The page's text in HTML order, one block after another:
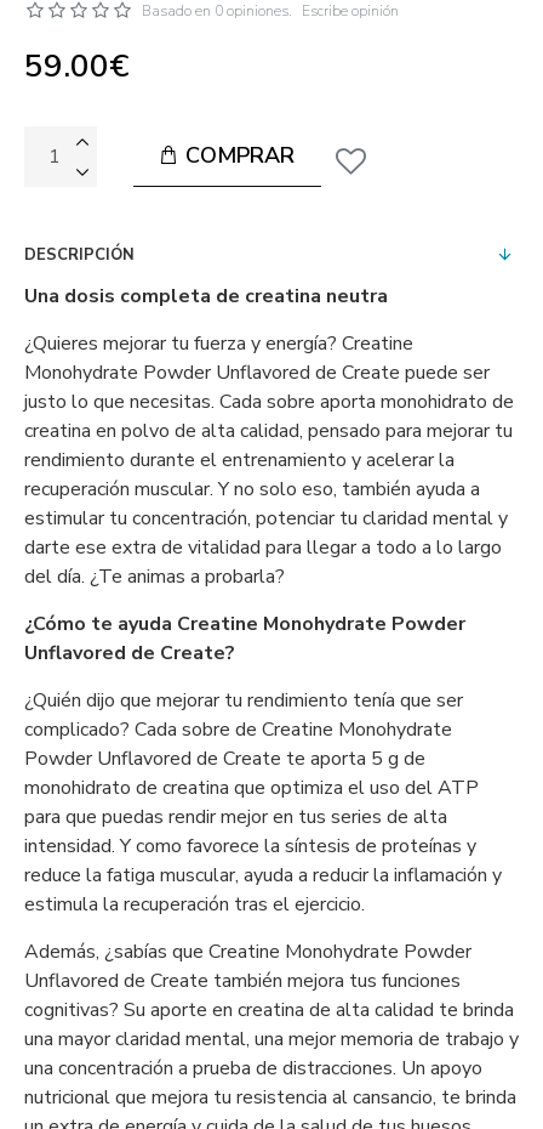
Basado en 0 opiniones. Escribe opinión
59.00€
COMPRAR
DESCRIPCIÓN
Una dosis completa de creatina neutra
¿Quieres mejorar tu fuerza y energía? Creatine
Monohydrate Powder Unflavored de Create puede ser
justo lo que necesitas. Cada sobre aporta monohidrato de
creatina en polvo de alta calidad, pensado para mejorar tu
rendimiento durante el entrenamiento y acelerar la
recuperación muscular. Y no solo eso, también ayuda a
estimular tu concentración, potenciar tu claridad mental y
darte ese extra de vitalidad para llegar a todo a lo largo
del día. ¿Te animas a probarla?
¿Cómo te ayuda Creatine Monohydrate Powder
Unflavored de Create?
¿Quién dijo que mejorar tu rendimiento tenía que ser
complicado? Cada sobre de Creatine Monohydrate
Powder Unflavored de Create te aporta 5 g de
monohidrato de creatina que optimiza el uso del ATP
para que puedas rendir mejor en tus series de alta
intensidad. Y como favorece la síntesis de proteínas y
reduce la fatiga muscular, ayuda a reducir la inflamación y
estimula la recuperación tras el ejercicio.
Además, ¿sabías que Creatine Monohydrate Powder
Unflavored de Create también mejora tus funciones
cognitivas? Su aporte en creatina de alta calidad te brinda
una mayor claridad mental, una mejor memoria de trabajo y
una concentración a prueba de distracciones. Un apoyo
nutricional que mejora tu resistencia al cansancio, te brinda